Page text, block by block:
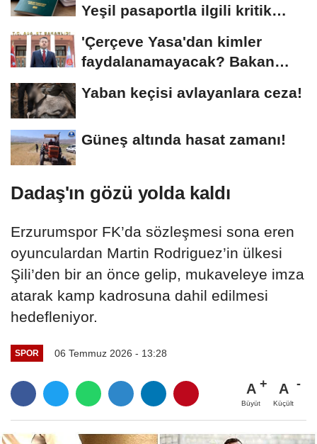
Yeşil pasaportla ilgili kritik
'Çerçeve Yasa'dan kimler
faydalanamayacak? Bakan
Yaban keçisi avlayanlara ceza!
Güneş altında hasat zamanı!
Dadaş'ın gözü yolda kaldı
Erzurumspor FK’da sözleşmesi sona eren
oyunculardan Martin Rodriguez’in ülkesi
Şili’den bir an önce gelip, mukaveleye imza
atarak kamp kadrosuna dahil edilmesi
hedefleniyor.
SPOR 06 Temmuz 2026 - 13:28
A
Büyüt
A
Küçült